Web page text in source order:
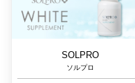
SOLPRO
ソルプロ